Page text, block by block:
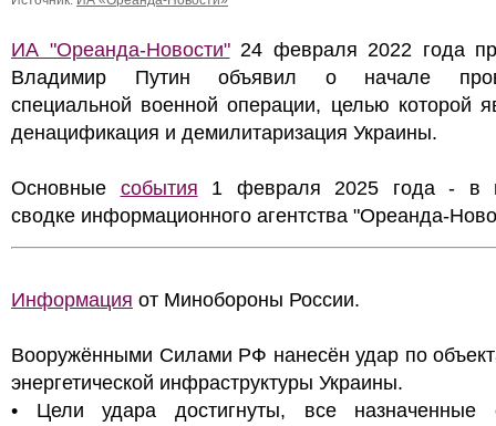
ИА "Ореанда-Новости"24 февраля 2022 года
Владимир Путин объявил о начале
специальной военной операции, целью которой
денацификация и демилитаризация Украины.
Основные события 1 февраля 2025 года - в
сводке информационного агентства "Ореанда-
Информация от Минобороны России.
Вооружёнными Силами РФ нанесён удар по
энергетической инфраструктуры Украины.
• Цели удара достигнуты, все назначенные